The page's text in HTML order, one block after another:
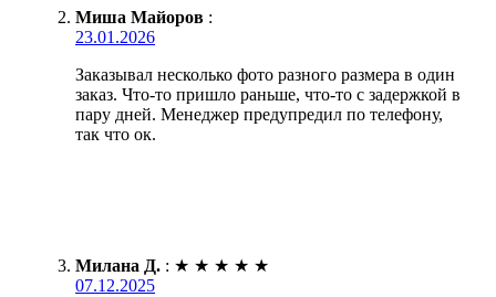
Миша Майоров :
23.01.2026
Заказывал несколько фото разного размера в один
заказ. Что-то пришло раньше, что-то с задержкой в
пару дней. Менеджер предупредил по телефону,
так что ок.
Милана Д. : ★ ★ ★ ★ ★
07.12.2025